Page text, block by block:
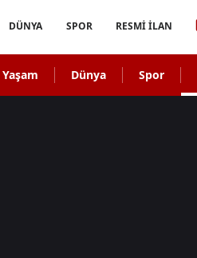
DÜNYA SPOR RESMİ İLAN
Yaşam Dünya Spor